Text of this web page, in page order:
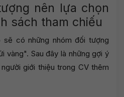
nên lựa chọn
sách tham chiếu
sẽ có những nhóm đối tượng
vàng". Sau đây là những gợi ý
giới thiệu trong CV thêm